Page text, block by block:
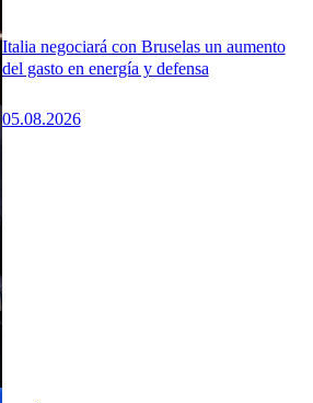
Italia negociará con Bruselas un aumento
del gasto en energía y defensa
05.08.2026